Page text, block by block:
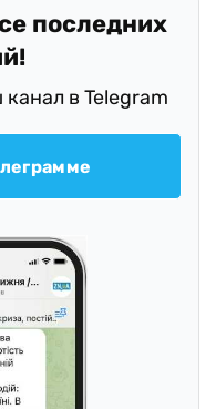
последних
в Telegram